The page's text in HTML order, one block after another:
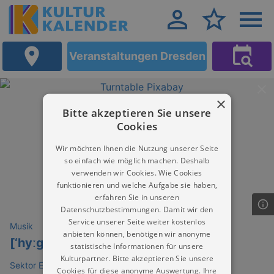
Veranstaltungen Dresden
Musik
[‘hyːgəliç]
Sektor Evolution Dresden
×
Bitte akzeptieren Sie unsere
Cookies
Wir möchten Ihnen die Nutzung unserer Seite
so einfach wie möglich machen. Deshalb
verwenden wir Cookies. Wie Cookies
funktionieren und welche Aufgabe sie haben,
erfahren Sie in unseren
Datenschutzbestimmungen. Damit wir den
Service unserer Seite weiter kostenlos
anbieten können, benötigen wir anonyme
statistische Informationen für unsere
Kulturpartner. Bitte akzeptieren Sie unsere
Cookies für diese anonyme Auswertung. Ihre